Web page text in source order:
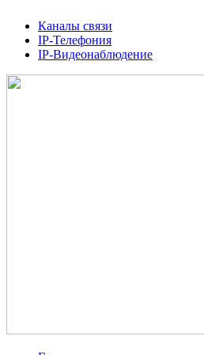
Каналы связи
IP-Телефония
IP-Видеонаблюдение